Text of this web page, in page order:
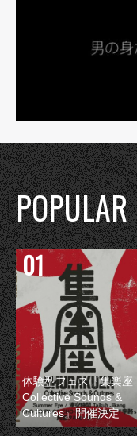
POPULAR
体験型フェス『集楽座
Collective Sounds &
Cultures』開催決定